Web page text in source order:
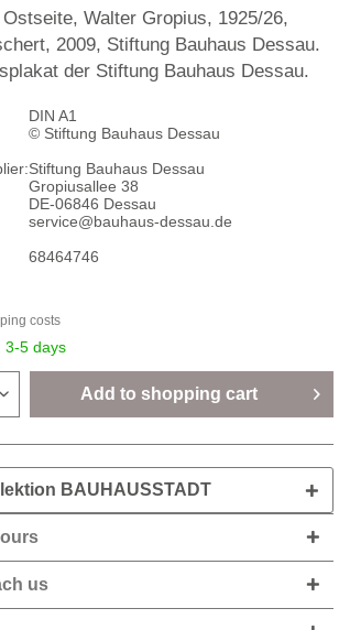
Walter Gropius, 1925/26,
2009, Stiftung Bauhaus Dessau.
der Stiftung Bauhaus Dessau.
DIN A1
© Stiftung Bauhaus Dessau
Stiftung Bauhaus Dessau
Gropiusallee 38
DE-06846 Dessau
service@bauhaus-dessau.de
68464746
costs
3-5 days
Add to shopping cart
BAUHAUSSTADT
us